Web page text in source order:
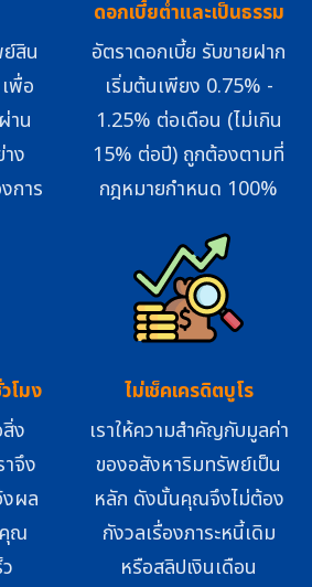
ย์สิน
พื่อ
าน
ง
การ
ดอกเบี้ยต่ำและเป็นธรรม
อัตราดอกเบี้ย รับขายฝาก
เริ่มต้นเพียง 0.75% -
1.25% ต่อเดือน (ไม่เกิน
15% ต่อปี) ถูกต้องตามที่
กฎหมายกำหนด 100%
โมง
สิ่ง
จึง
ผล
ณ
ไม่เช็คเครดิตบูโร
เราให้ความสำคัญกับมูลค่า
ของอสังหาริมทรัพย์เป็น
หลัก ดังนั้นคุณจึงไม่ต้อง
กังวลเรื่องภาระหนี้เดิม
หรือสลิปเงินเดือน